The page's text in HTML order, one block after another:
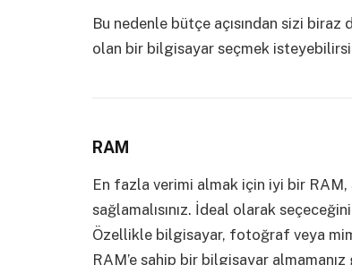
Bu nedenle bütçe açısından sizi
olan bir bilgisayar seçmek
RAM
En fazla verimi almak için iyi bir RAM,
sağlamalısınız. İdeal olarak
Özellikle bilgisayar, fotoğraf veya
RAM’e sahip bir bilgisayar